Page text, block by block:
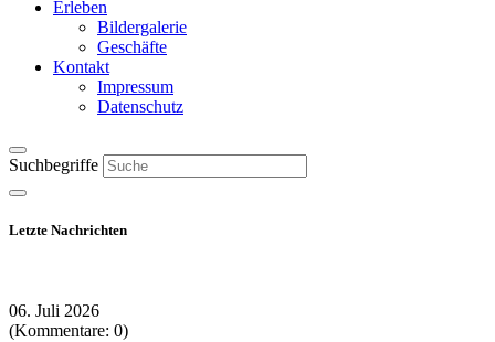
Erleben
Bildergalerie
Geschäfte
Kontakt
Impressum
Datenschutz
Suchbegriffe
Letzte Nachrichten
06. Juli 2026
(Kommentare: 0)